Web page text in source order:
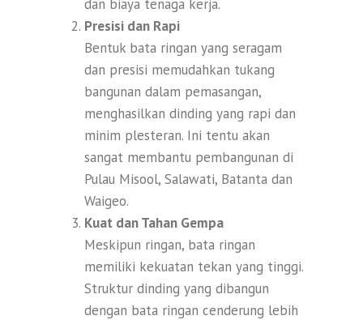
dan biaya tenaga kerja.
Presisi dan Rapi
Bentuk bata ringan yang seragam
dan presisi memudahkan tukang
bangunan dalam pemasangan,
menghasilkan dinding yang rapi dan
minim plesteran. Ini tentu akan
sangat membantu pembangunan di
Pulau Misool, Salawati, Batanta dan
Waigeo.
Kuat dan Tahan Gempa
Meskipun ringan, bata ringan
memiliki kekuatan tekan yang tinggi.
Struktur dinding yang dibangun
dengan bata ringan cenderung lebih